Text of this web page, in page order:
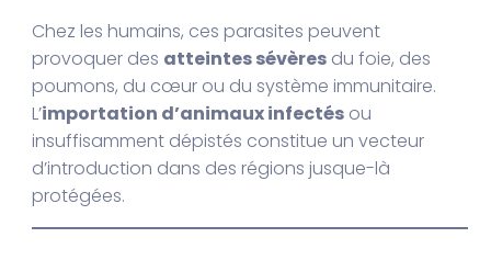
Chez les humains, ces parasites peuvent
provoquer des atteintes sévères du foie, des
poumons, du cœur ou du système immunitaire.
L’importation d’animaux infectés ou
insuffisamment dépistés constitue un vecteur
d’introduction dans des régions jusque-là
protégées.